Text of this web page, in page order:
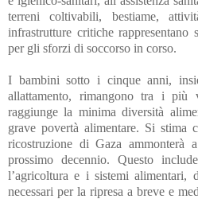
terreni coltivabili, bestiame,
infrastrutture critiche
per gli sforzi di soccorso in corso.
I bambini sotto i cinque anni,
allattamento, rimangono tra i più
raggiunge la minima diversità
grave povertà alimentare. Si stima
ricostruzione di Gaza
prossimo decennio. Questo
l’agricoltura e i sistemi
necessari per la ripresa a breve e